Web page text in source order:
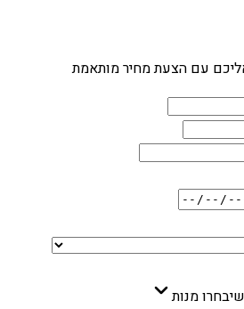
עם הצעת מחיר מותאמת
בחרו מנות